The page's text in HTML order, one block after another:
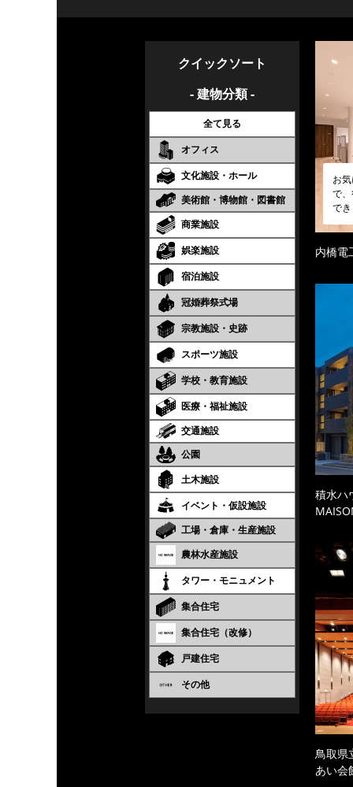
クイックソート
- 建物分類 -
全て見る
オフィス
文化施設・ホール
美術館・博物館・図書館
商業施設
娯楽施設
宿泊施設
冠婚葬祭式場
宗教施設・史跡
スポーツ施設
学校・教育施設
医療・福祉施設
交通施設
公園
土木施設
イベント・仮設施設
工場・倉庫・生産施設
農林水産施設
タワー・モニュメント
集合住宅
集合住宅（改修）
戸建住宅
その他
お
で
で
内橋電
積水
鳥取県
あい会